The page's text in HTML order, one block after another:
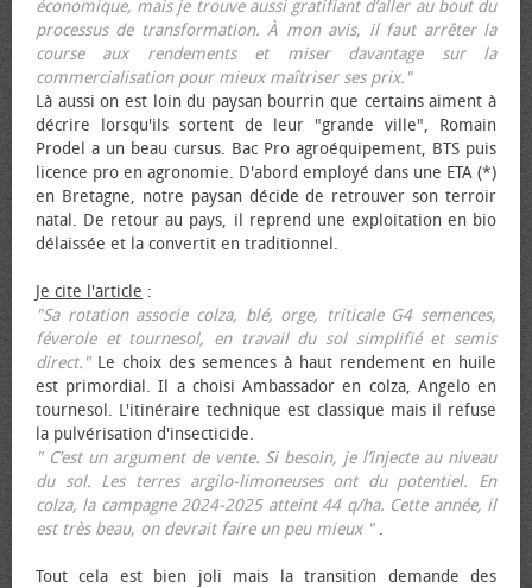
économique, mais je trouve aussi gratifiant d’aller au bout du
processus de transformation. À mon avis, il faut arrêter la
course aux rendements et miser davantage sur la
commercialisation pour mieux maîtriser ses prix."
Là aussi on est loin du paysan bourrin que certains aiment à
décrire lorsqu'ils sortent de leur "grande ville", Romain
Prodel a un beau cursus. Bac Pro agroéquipement, BTS puis
licence pro en agronomie. D'abord employé dans une ETA (*)
en Bretagne, notre paysan décide de retrouver son terroir
natal. De retour au pays, il reprend une exploitation en bio
délaissée et la convertit en traditionnel.
Je cite l'article :
"Sa rotation associe colza, blé, orge, triticale G4 semences,
féverole et tournesol, en travail du sol simplifié et semis
direct."Le choix des semences à haut rendement en huile
est primordial. Il a choisi Ambassador en colza, Angelo en
tournesol. L'itinéraire technique est classique mais il refuse
la pulvérisation d'insecticide.
" C’est un argument de vente. Si besoin, je l’injecte au niveau
du sol. Les terres argilo-limoneuses ont du potentiel. En
colza, la campagne 2024-2025 atteint 44 q/ha. Cette année, il
est très beau, on devrait faire un peu mieux ".
Tout cela est bien joli mais la transition demande des